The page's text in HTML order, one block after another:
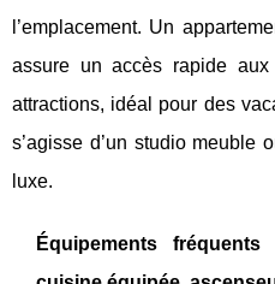
l’emplacement. Un
assure un accès rapide aux
attractions, idéal pour des
s’agisse d’un studio meuble
luxe.
Équipements